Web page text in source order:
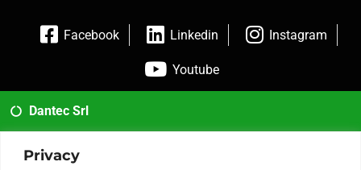
Privacy
Facebook Linkedin Instagram
Youtube
Dantec Srl
02 35954173